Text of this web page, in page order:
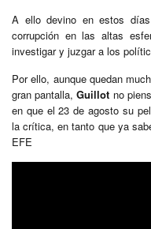
A ello devino en estos
corrupción en las altas
investigar y juzgar a los
Por ello, aunque quedan
gran pantalla,Guillot no
en que el 23 de agosto su
la crítica, en tanto que ya
EFE